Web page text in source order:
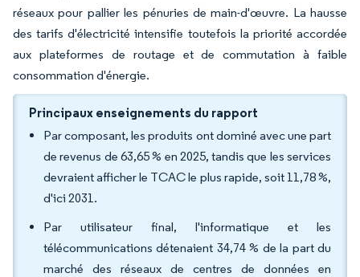
réseaux pour pallier les pénuries de main-d'œuvre. La hausse
des tarifs d'électricité intensifie toutefois la priorité accordée
aux plateformes de routage et de commutation à faible
consommation d'énergie.
Principaux enseignements du rapport
Par composant, les produits ont dominé avec une part
de revenus de 63,65 % en 2025, tandis que les services
devraient afficher le TCAC le plus rapide, soit 11,78 %,
d'ici 2031.
Par utilisateur final, l'informatique et les
télécommunications détenaient 34,74 % de la part du
marché des réseaux de centres de données en